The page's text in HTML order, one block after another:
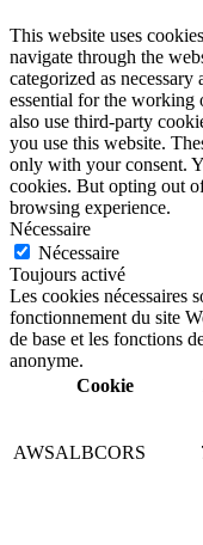
This website uses
navigate through the
categorized as
essential for the working
also use third-party
you use this website.
only with your consent.
cookies. But opting out
browsing experience.
Nécessaire
Nécessaire
Toujours activé
Les cookies nécessaires
fonctionnement du site
de base et les fonctions
anonyme.
Cookie
AWSALBCORS